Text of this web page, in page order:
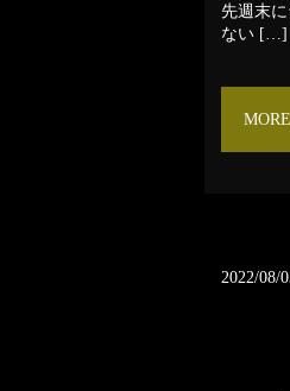
先週末
ない […]
MORE
2022/08/